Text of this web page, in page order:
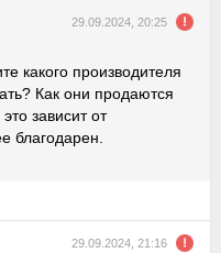
29.09.2024, 20:25
какого производителя
Как они продаются
зависит от
благодарен.
29.09.2024, 21:16